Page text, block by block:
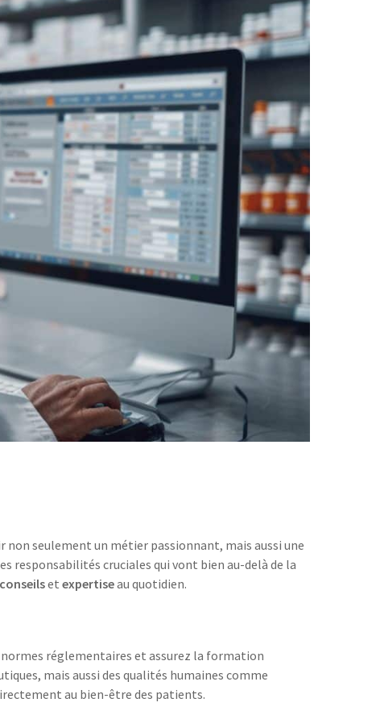
seulement un métier passionnant, mais aussi une
responsabilités cruciales qui vont bien au-delà de la
conseilset expertiseau quotidien.
réglementaires et assurez la formation
mais aussi des qualités humaines comme
au bien-être des patients.